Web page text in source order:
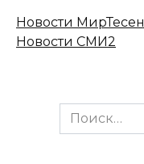
Новости МирТесен
Новости СМИ2
Search
for: